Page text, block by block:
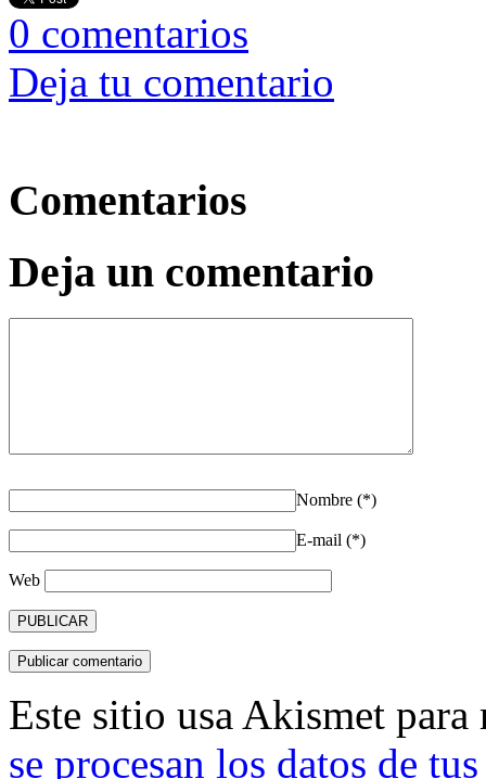
0 comentarios
Deja tu comentario
Comentarios
Deja un comentario
Nombre (*)
E-mail (*)
Web
Este sitio usa Akismet
se procesan los datos de